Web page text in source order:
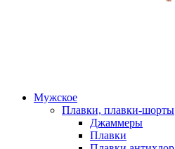
Мужское
Плавки, плавки-шорты
Джаммеры
Плавки